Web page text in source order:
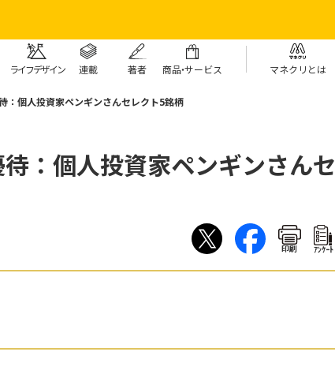
ライフデザイン 連載 著者 商品・サービス マネクリとは
：個人投資家ペンギンさんセレクト5銘柄
待：個人投資家ペンギンさんセ
印刷 ｱﾝｹｰﾄ